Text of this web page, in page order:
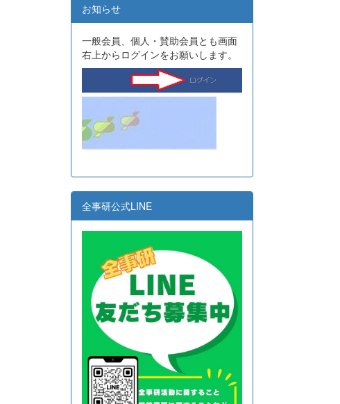
お知らせ
一般会員、個人・賛助会員とも画面
右上からログインをお願いします。
全事研公式LINE